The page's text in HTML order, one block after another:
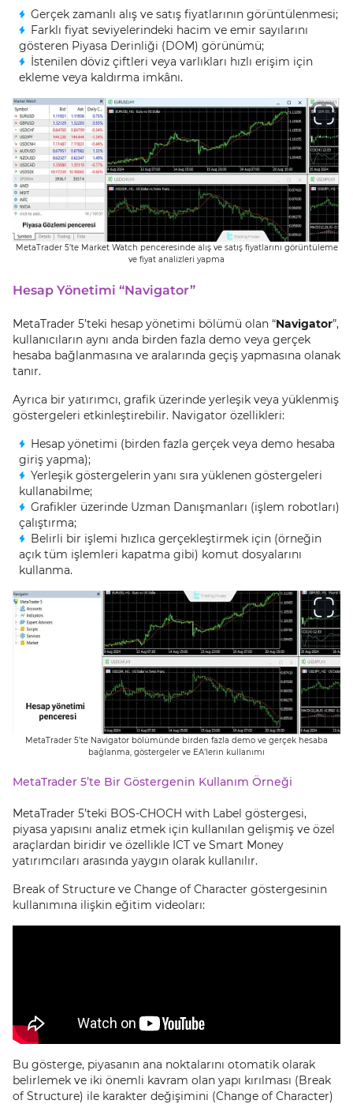
Gerçek zamanlı alış ve satış fiyatlarının görüntülenmesi;
Farklı fiyat seviyelerindeki hacim ve emir sayılarını
gösteren Piyasa Derinliği (DOM) görünümü;
İstenilen döviz çiftleri veya varlıkları hızlı erişim için
ekleme veya kaldırma imkânı.
MetaTrader 5’te Market Watch penceresinde alış ve satış fiyatlarını görüntüleme
ve fiyat analizleri yapma
Hesap Yönetimi “Navigator”
MetaTrader 5’teki hesap yönetimi bölümü olan “Navigator”,
kullanıcıların aynı anda birden fazla demo veya gerçek
hesaba bağlanmasına ve aralarında geçiş yapmasına olanak
tanır.
Ayrıca bir yatırımcı, grafik üzerinde yerleşik veya yüklenmiş
göstergeleri etkinleştirebilir. Navigator özellikleri:
Hesap yönetimi (birden fazla gerçek veya demo hesaba
giriş yapma);
Yerleşik göstergelerin yanı sıra yüklenen göstergeleri
kullanabilme;
Grafikler üzerinde Uzman Danışmanları (işlem robotları)
çalıştırma;
Belirli bir işlemi hızlıca gerçekleştirmek için (örneğin
açık tüm işlemleri kapatma gibi) komut dosyalarını
kullanma.
MetaTrader 5’te Navigator bölümünde birden fazla demo ve gerçek hesaba
bağlanma, göstergeler ve EA’lerin kullanımı
MetaTrader 5’te Bir Göstergenin Kullanım Örneği
MetaTrader 5’teki BOS-CHOCH with Label göstergesi,
piyasa yapısını analiz etmek için kullanılan gelişmiş ve özel
araçlardan biridir ve özellikle ICT ve Smart Money
yatırımcıları arasında yaygın olarak kullanılır.
Break of Structure ve Change of Character göstergesinin
kullanımına ilişkin eğitim videoları:
Bu gösterge, piyasanın ana noktalarını otomatik olarak
belirlemek ve iki önemli kavram olan yapı kırılması (Break
of Structure) ile karakter değişimini (Change of Character)